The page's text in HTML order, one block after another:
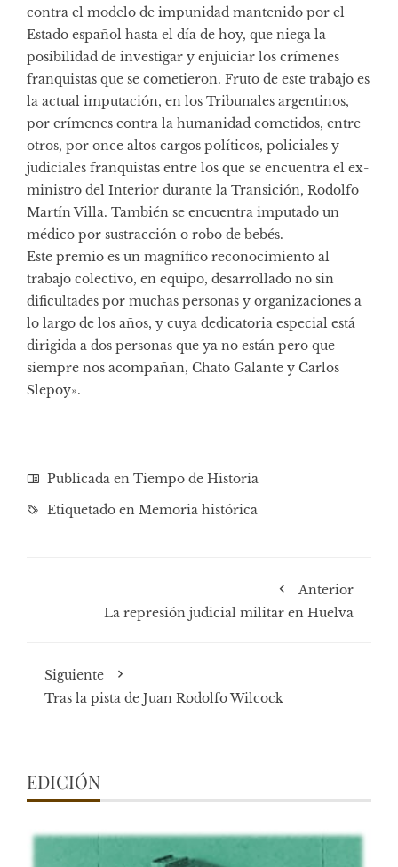
contra el modelo de impunidad mantenido por el
Estado español hasta el día de hoy, que niega la
posibilidad de investigar y enjuiciar los crímenes
franquistas que se cometieron. Fruto de este trabajo es
la actual imputación, en los Tribunales argentinos,
por crímenes contra la humanidad cometidos, entre
otros, por once altos cargos políticos, policiales y
judiciales franquistas entre los que se encuentra el ex-
ministro del Interior durante la Transición, Rodolfo
Martín Villa. También se encuentra imputado un
médico por sustracción o robo de bebés.
Este premio es un magnífico reconocimiento al
trabajo colectivo, en equipo, desarrollado no sin
dificultades por muchas personas y organizaciones a
lo largo de los años, y cuya dedicatoria especial está
dirigida a dos personas que ya no están pero que
siempre nos acompañan, Chato Galante y Carlos
Slepoy».
Publicada en Tiempo de Historia
Etiquetado en Memoria histórica
Anterior
La represión judicial militar en Huelva
Siguiente
Tras la pista de Juan Rodolfo Wilcock
EDICIÓN